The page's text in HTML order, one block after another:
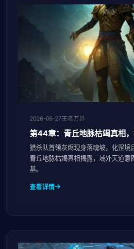
2026-06-27王者万界
第44章：青丘地脉枯竭真相
猎杀队首领灰烬现身落魂坡，化罡境
青丘地脉枯竭真相揭露，域外天道意
基。
查看详情